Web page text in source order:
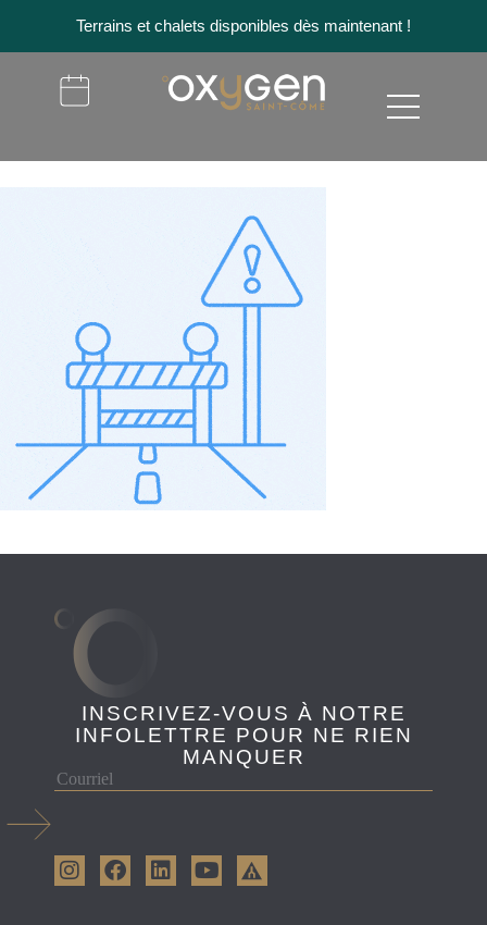
Terrains et chalets disponibles dès maintenant !
INSCRIVEZ-VOUS À NOTRE
INFOLETTRE POUR NE RIEN
MANQUER